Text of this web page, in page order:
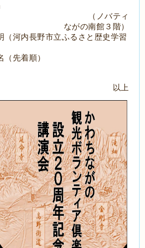
バティ
ながの南館３階）
河内長野市立ふるさと歴史学習
先着順）
以上